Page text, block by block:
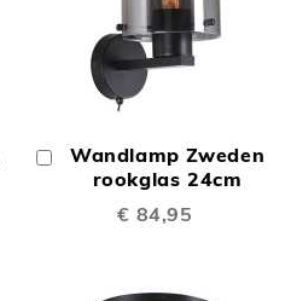
Wandlamp Zweden
rookglas 24cm
€ 84,95
In
Winkelwagen